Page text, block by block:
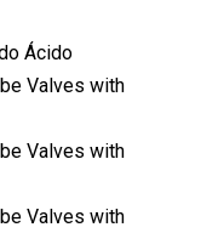
Ácido